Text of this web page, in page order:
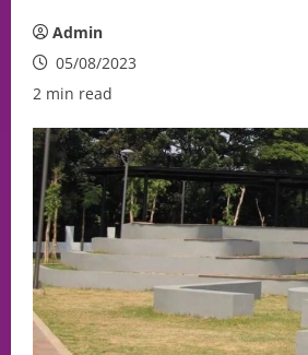
Admin
05/08/2023
2 min read